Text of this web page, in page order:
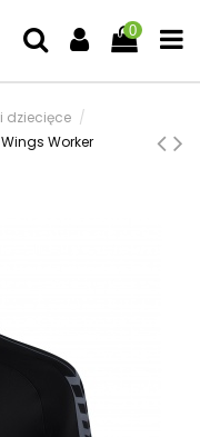
0
dziecięce
Wings Worker